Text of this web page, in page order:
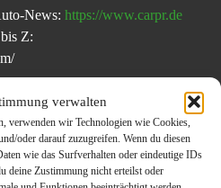
verwalten
verwenden wir Technologien wie Cookies,
oder darauf zuzugreifen. Wenn du diesen
wie das Surfverhalten oder eindeutige IDs
deine Zustimmung nicht erteilst oder
News: https://www.carpr.de
Z:
Autohandel und der